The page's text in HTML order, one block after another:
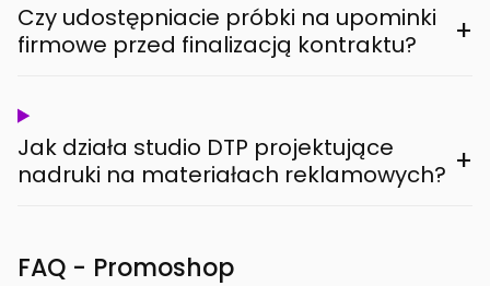
Czy udostępniacie próbki na upominki
firmowe przed finalizacją kontraktu?
+
Jak działa studio DTP projektujące
nadruki na materiałach reklamowych? +
FAQ - Promoshop